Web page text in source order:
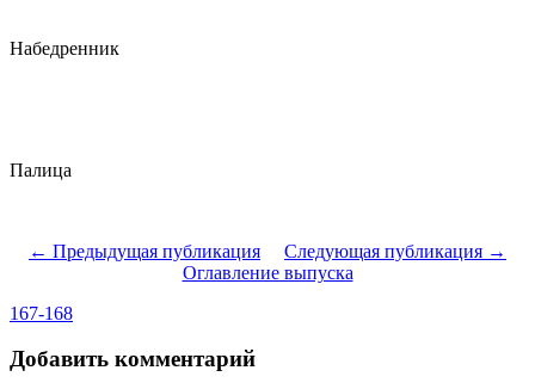
Набедренник
Палица
← Предыдущая публикация
Следующая публикация →
Оглавление выпуска
167-168
Добавить комментарий